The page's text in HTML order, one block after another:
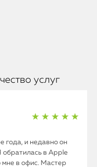
услуг
★ ★ ★ ★ ★
года, и недавно он
обратилась в Apple
мне в офис. Мастер